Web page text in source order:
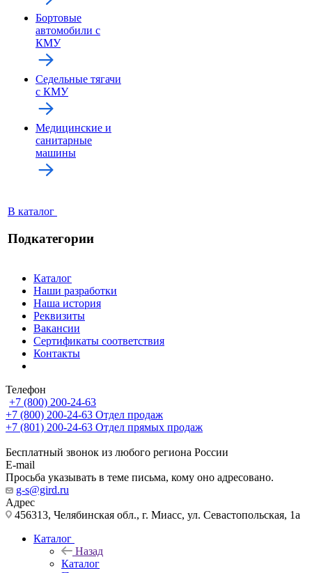
Бортовые
автомобили с
КМУ
Седельные тягачи
с КМУ
Медицинские и
санитарные
машины
В каталог
Подкатегории
Каталог
Наши разработки
Наша история
Реквизиты
Вакансии
Сертификаты соответствия
Контакты
Телефон
+7 (800) 200-24-63
+7 (800) 200-24-63 Отдел продаж
+7 (801) 200-24-63 Отдел прямых продаж
Бесплатный звонок из любого региона России
E-mail
Просьба указывать в теме письма, кому оно адресовано.
g-s@gird.ru
Адрес
456313, Челябинская обл., г. Миасс, ул. Севастопольская, 1а
Каталог
Назад
Каталог